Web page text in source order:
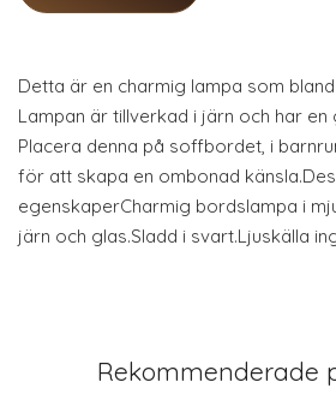
Detta är en charmig lampa som
Lampan är tillverkad i järn och har en
Placera denna på soffbordet, i
för att skapa en ombonad
egenskaperCharmig bordslampa i
järn och glas.Sladd i svart.Ljuskälla
Rekommenderade